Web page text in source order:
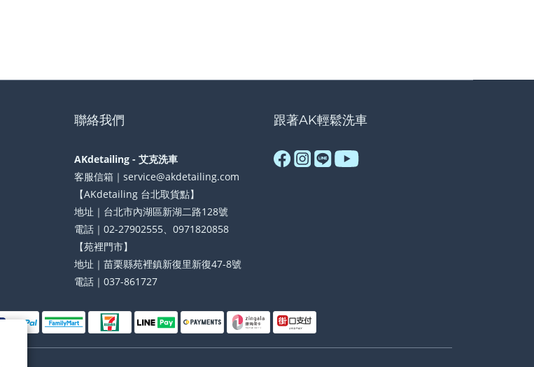
聯絡我們
AKdetailing - 艾克洗車
客服信箱｜service@akdetailing.com
【AKdetailing 台北取貨點】
地址｜台北市內湖區新湖二路128號
電話｜02-27902555、0971820858
【苑裡門市】
地址｜苗栗縣苑裡鎮新復里新復47-8號
電話｜037-861727
跟著AK輕鬆洗車